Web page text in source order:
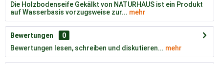
Die Holzbodenseife Gekälkt von NATURHAUS ist ein Produkt
auf Wasserbasis vorzugsweise zur... mehr
Bewertungen
0
Bewertungen lesen, schreiben und diskutieren... mehr